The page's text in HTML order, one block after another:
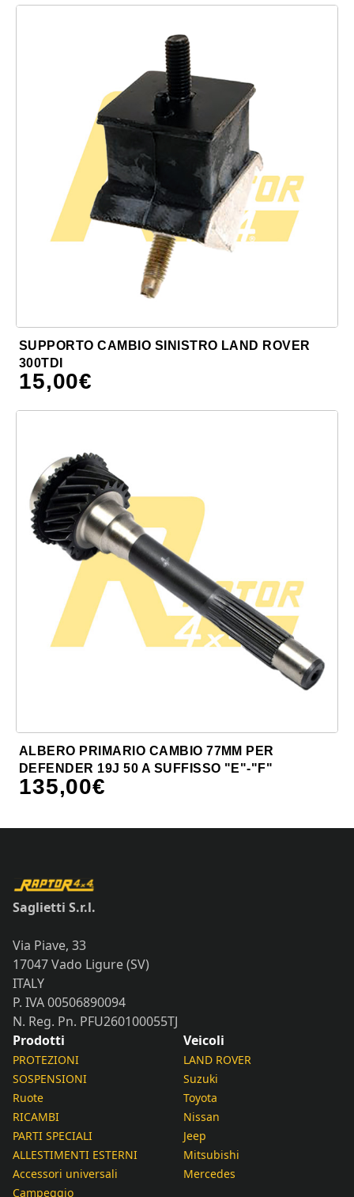
SUPPORTO CAMBIO SINISTRO LAND ROVER
300TDI
15,00€
ALBERO PRIMARIO CAMBIO 77MM PER
DEFENDER 19J 50 A SUFFISSO "E"-"F"
135,00€
Saglietti S.r.l.
Via Piave, 33
17047 Vado Ligure (SV)
ITALY
P. IVA 00506890094
N. Reg. Pn. PFU260100055TJ
Prodotti
PROTEZIONI
SOSPENSIONI
Ruote
RICAMBI
PARTI SPECIALI
ALLESTIMENTI ESTERNI
Accessori universali
Campeggio
Veicoli
LAND ROVER
Suzuki
Toyota
Nissan
Jeep
Mitsubishi
Mercedes